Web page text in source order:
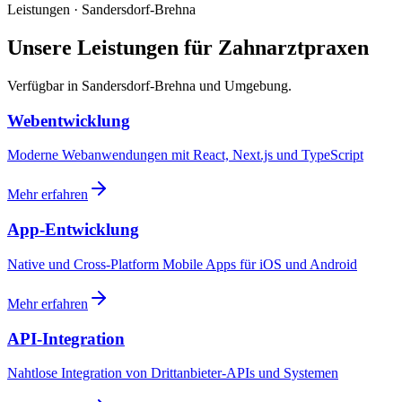
Leistungen · Sandersdorf-Brehna
Unsere Leistungen für Zahnarztpraxen
Verfügbar in Sandersdorf-Brehna und Umgebung.
Webentwicklung
Moderne Webanwendungen mit React, Next.js und TypeScript
Mehr erfahren
App-Entwicklung
Native und Cross-Platform Mobile Apps für iOS und Android
Mehr erfahren
API-Integration
Nahtlose Integration von Drittanbieter-APIs und Systemen